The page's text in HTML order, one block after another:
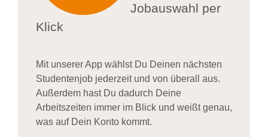
Jobauswahl per
Klick
Mit unserer App wählst Du Deinen nächsten
Studentenjob jederzeit und von überall aus.
Außerdem hast Du dadurch Deine
Arbeitszeiten immer im Blick und weißtgenau,
was auf Dein Konto kommt.